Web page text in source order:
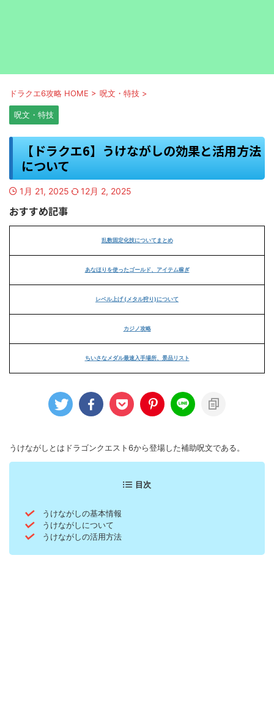
ドラクエ6攻略 HOME > 呪文・特技 >
呪文・特技
【ドラクエ6】うけながしの効果と活用方法
について
1月 21, 2025 12月 2, 2025
おすすめ記事
乱数固定化技についてまとめ
あなほりを使ったゴールド、アイテム稼ぎ
レベル上げ (メタル狩り)について
カジノ攻略
ちいさなメダル最速入手場所、景品リスト
うけながしとはドラゴンクエスト6から登場した補助呪文である。
目次
うけながしの基本情報
うけながしについて
うけながしの活用方法